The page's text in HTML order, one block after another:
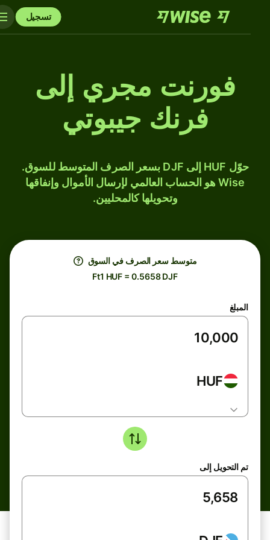
تسجيل
فورنت مجري إلى
فرنك جيبوتي
حوّل HUF إلى DJF بسعر الصرف المتوسط للسوق.
Wise هو الحساب العالمي لإرسال الأموال وإنفاقها
وتحويلها كالمحليين.
متوسط ​​سعر الصرف في السوق
Ft1 HUF = 0.5658 DJF
المبلغ
HUF
تم التحويل إلى